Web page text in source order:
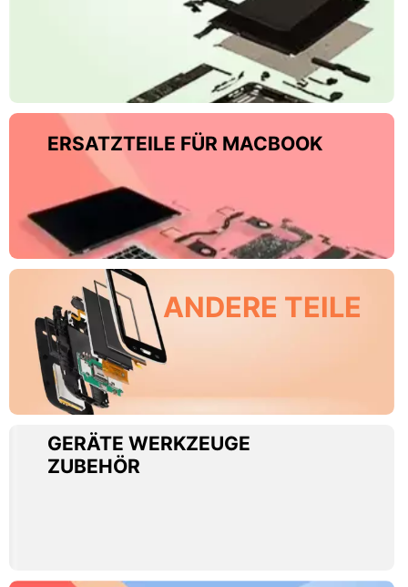
ERSATZTEILE FÜR MACBOOK
ANDERE TEILE
GERÄTE WERKZEUGE
ZUBEHÖR